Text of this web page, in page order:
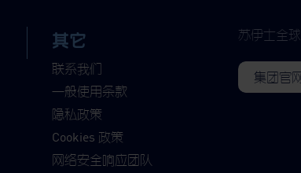
其它
联系我们
一般使用条款
隐私政策
Cookies 政策
网络安全响应团队
苏伊士全球